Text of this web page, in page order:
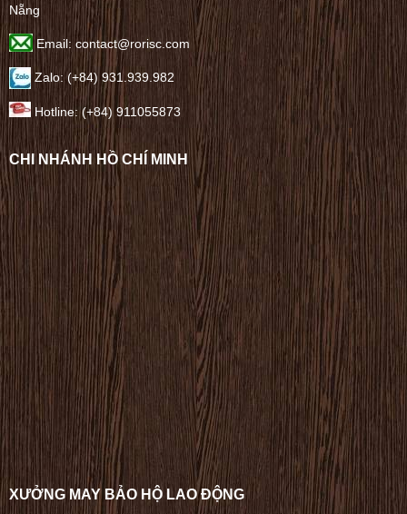
Nẵng
Email: contact@rorisc.com
Zalo: (+84) 931.939.982
Hotline: (+84) 911055873
CHI NHÁNH HỒ CHÍ MINH
XƯỞNG MAY BẢO HỘ LAO ĐỘNG